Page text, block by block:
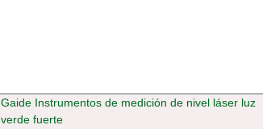
Gaide Instrumentos de medición de nivel láser luz
verde fuerte